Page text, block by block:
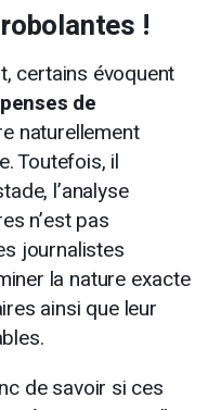
!
certains évoquent
de
naturellement
Toutefois, il
l’analyse
n’est pas
journalistes
la nature exacte
ainsi que leur
de savoir si ces